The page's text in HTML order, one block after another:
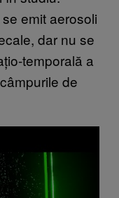
emit aerosoli
dar nu se
temporală a
de